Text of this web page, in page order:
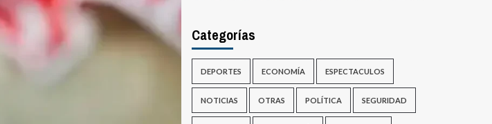
Categorías
DEPORTES ECONOMÍA ESPECTACULOS
NOTICIAS OTRAS POLÍTICA SEGURIDAD